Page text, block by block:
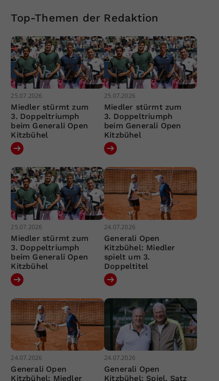
Top-Themen der Redaktion
25.07.2026
Miedler stürmt zum
3. Doppeltriumph
beim Generali Open
Kitzbühel
25.07.2026
Miedler stürmt zum
3. Doppeltriumph
beim Generali Open
Kitzbühel
25.07.2026
Miedler stürmt zum
3. Doppeltriumph
beim Generali Open
Kitzbühel
24.07.2026
Generali Open
Kitzbühel: Miedler
spielt um 3.
Doppeltitel
24.07.2026
Generali Open
Kitzbühel: Miedler
24.07.2026
Generali Open
Kitzbühel: Spiel, Satz